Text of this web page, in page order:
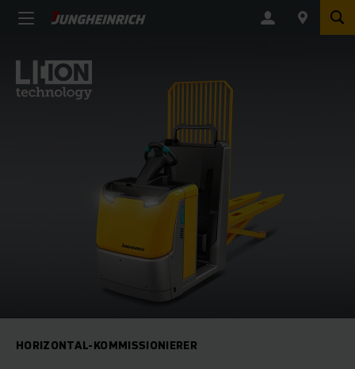
HORIZONTAL-KOMMISSIONIERER